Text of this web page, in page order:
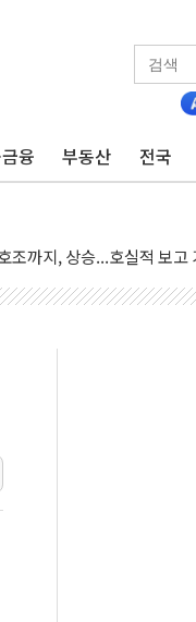
융 부동산 전국
회…로봇·AI 데이터센터·
이온큐·도어대시↑ VS
차익실현 속 혼조세...웨스
에 긴급 안보 점검회의
조까지, 상승...호실적 보고
인 '사파리' 공격… 시민들
리지 위험수위…숨은 차입
대응 1단계 진압 중
하는 '선봉'의 대민 봉사
미사일 1발 발사… 올해 10
새 안보 위기… 반군·마약
선 구조
해한 표면 부식 물질"